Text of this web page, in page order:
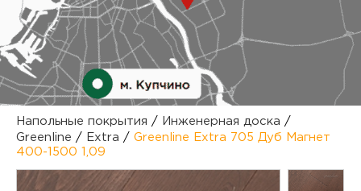
Напольные покрытия / Инженерная доска /
Greenline / Extra / Greenline Extra 705 Дуб Магнет
400-1500 1,09